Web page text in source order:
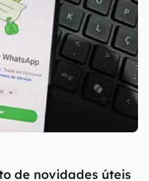
de novidades úteis